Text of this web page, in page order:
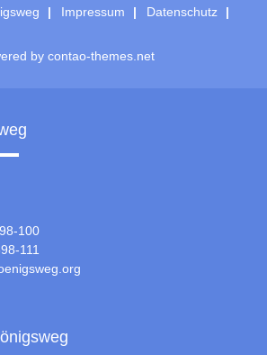
Impressum Datenschutz
by contao-themes.net
100
111